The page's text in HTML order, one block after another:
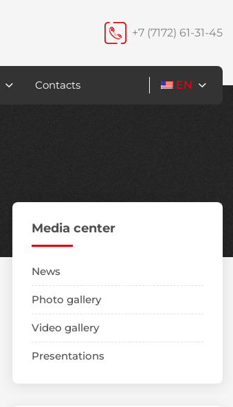
+7 (7172) 61-31-45
Contacts EN
Media center
News
Photo gallery
Video gallery
Presentations